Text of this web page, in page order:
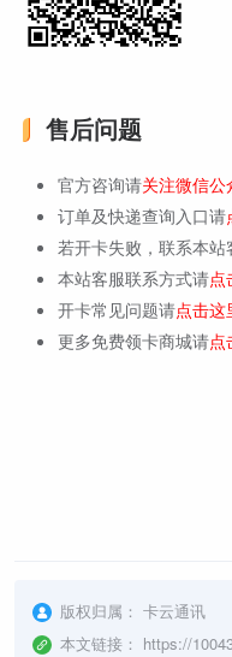
售后问题
官方咨询请关注微信
订单及快递查询入口请
若开卡失败，联系本
本站客服联系方式请点
开卡常见问题请点击这
更多免费领卡商城请点
版权归属： 卡云通讯
本文链接： https://